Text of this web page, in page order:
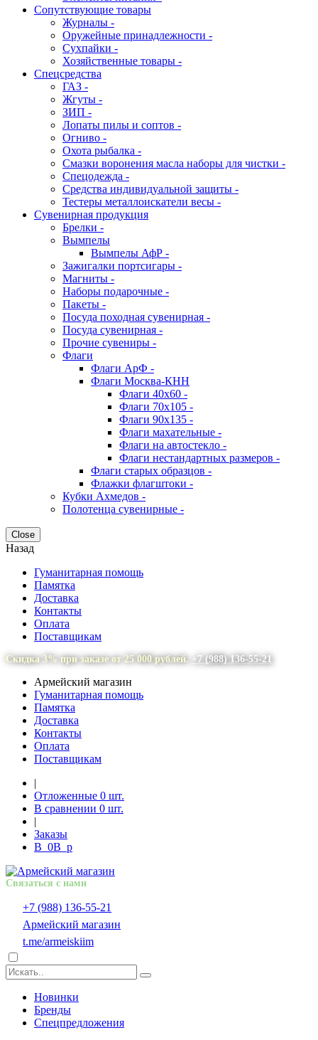
Сопутствующие товары
Журналы -
Оружейные принадлежности -
Сухпайки -
Хозяйственные товары -
Спецсредства
ГАЗ -
Жгуты -
ЗИП -
Лопаты пилы и соптов -
Огниво -
Охота рыбалка -
Смазки воронения масла наборы для чистки -
Спецодежда -
Средства индивидуальной защиты -
Тестеры металлоискатели весы -
Сувенирная продукция
Брелки -
Вымпелы
Вымпелы АфР -
Зажигалки портсигары -
Магниты -
Наборы подарочные -
Пакеты -
Посуда походная сувенирная -
Посуда сувенирная -
Прочие сувениры -
Флаги
Флаги АрФ -
Флаги Москва-КНН
Флаги 40х60 -
Флаги 70х105 -
Флаги 90х135 -
Флаги махательные -
Флаги на автостекло -
Флаги нестандартных размеров -
Флаги старых образцов -
Флажки флагштоки -
Кубки Ахмедов -
Полотенца сувенирные -
Close
Назад
Гуманитарная помощь
Памятка
Доставка
Контакты
Оплата
Поставщикам
Скидка 3% при заказе от 25 000 рублей. +7 (988) 136-55-21
Армейский магазин
Гуманитарная помощь
Памятка
Доставка
Контакты
Оплата
Поставщикам
|
Отложенные 0 шт.
В сравнении 0 шт.
|
Заказы
В 0В p
Связаться с нами
+7 (988) 136-55-21
Армейский магазин
t.me/armeiskiim
Новинки
Бренды
Спецпредложения